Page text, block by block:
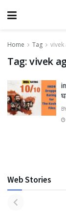
Home Tag vivek
Tag:vivek
BY
Web Stories